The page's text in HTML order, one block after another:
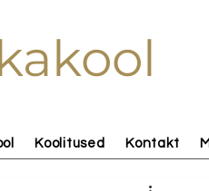
Koolitused Kontakt